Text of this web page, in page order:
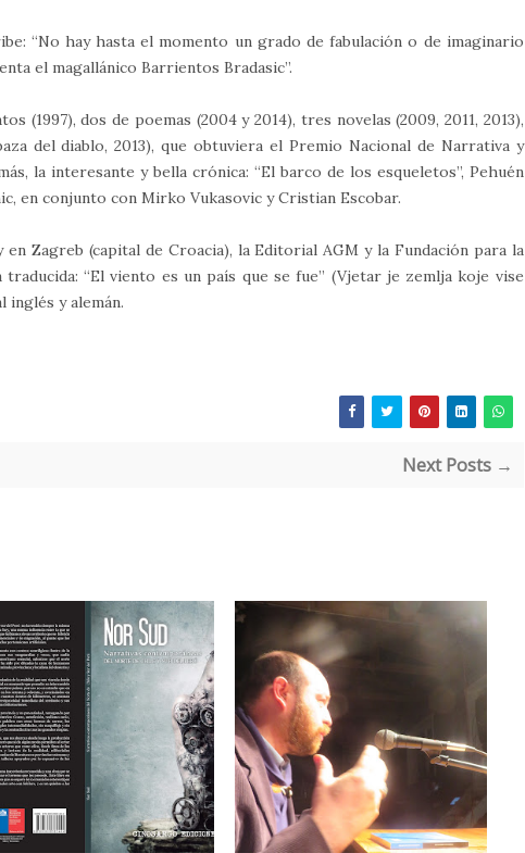
“No hay hasta el momento un grado de fabulación o de imaginario
el magallánico Barrientos Bradasic”.
(1997), dos de poemas (2004 y 2014), tres novelas (2009, 2011, 2013),
del diablo, 2013), que obtuviera el Premio Nacional de Narrativa y
la interesante y bella crónica: “El barco de los esqueletos”, Pehuén
en conjunto con Mirko Vukasovic y Cristian Escobar.
en Zagreb (capital de Croacia), la Editorial AGM y la Fundación para la
“El viento es un país que se fue” (Vjetar je zemlja koje vise
inglés y alemán.
Next Posts →